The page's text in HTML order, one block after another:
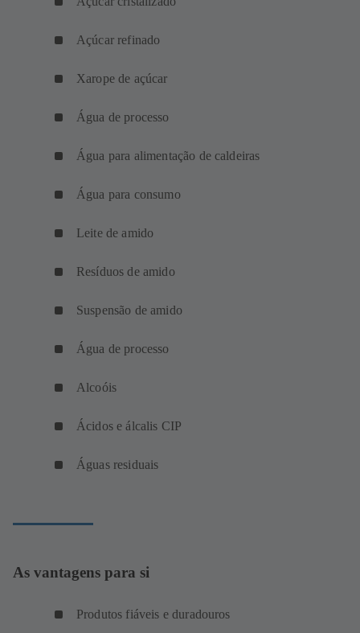
Açúcar refinado
Xarope de açúcar
Água de processo
Água para alimentação de caldeiras
Água para consumo
Leite de amido
Resíduos de amido
Suspensão de amido
Água de processo
Alcoóis
Ácidos e álcalis CIP
Águas residuais
As vantagens para si
Produtos fiáveis e duradouros